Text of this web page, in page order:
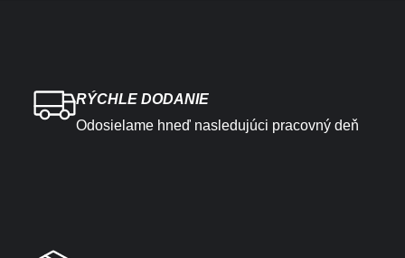
RÝCHLE DODANIE
Odosielame hneď nasledujúci pracovný deň